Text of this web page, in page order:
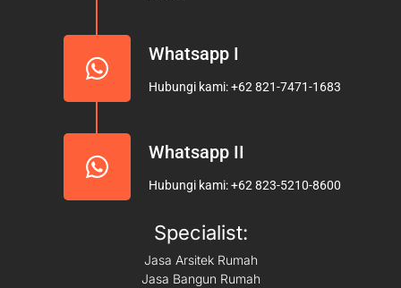
Whatsapp I
Hubungi kami: +62 821-7471-1683
Whatsapp II
Hubungi kami: +62 823-5210-8600
Specialist:
Jasa Arsitek Rumah
Jasa Bangun Rumah